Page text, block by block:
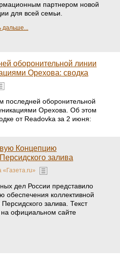
партнером новой
для всей семьи.
дальше...
оборонительной линии
Орехова: сводка
последней оборонительной
Орехова. Об этом
от Readovka за 2 июня:
Концепцию
залива
«Газета.ru»
дел России представило
обеспечения коллективной
залива. Текст
на официальном сайте